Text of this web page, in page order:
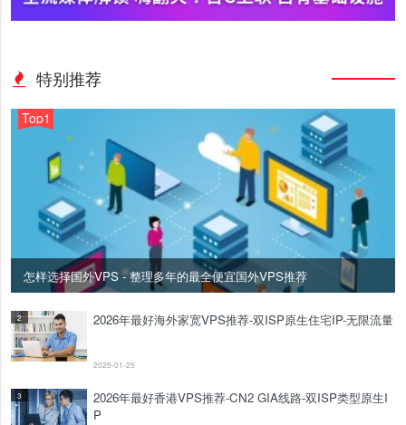
特别推荐
Top1
怎样选择国外VPS - 整理多年的最全便宜国外VPS推荐
2 2026年最好海外家宽VPS推荐-双ISP原生住宅IP-无限流量
2025-01-25
3
2026年最好香港VPS推荐-CN2 GIA线路-双ISP类型原生I
P